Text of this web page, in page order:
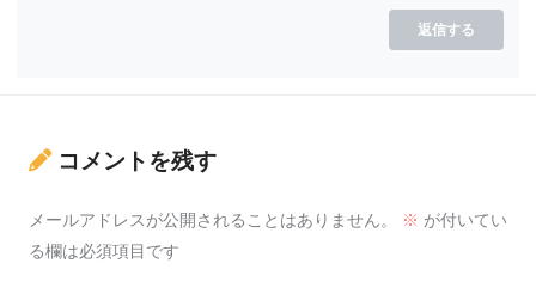
返信する
コメントを残す
メールアドレスが公開されることはありません。 ※ が付いてい
る欄は必須項目です